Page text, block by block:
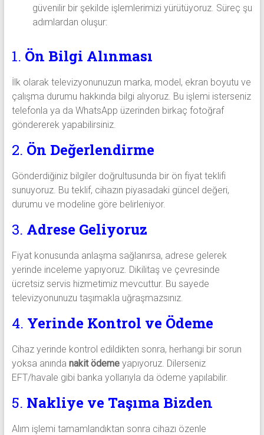
güvenilir bir şekilde işlemlerimizi yürütüyoruz. Süreç şu
adımlardan oluşur:
1. Ön Bilgi Alınması
İlk olarak televizyonunuzun marka, model, ekran boyutu ve
çalışma durumu hakkında bilgi alıyoruz. Bu işlemi isterseniz
telefonla ya da WhatsApp üzerinden birkaç fotoğraf
göndererek yapabilirsiniz.
2. Ön Değerlendirme
Gönderdiğiniz bilgiler doğrultusunda bir ön fiyat teklifi
sunuyoruz. Bu teklif, cihazın piyasadaki güncel değeri,
durumu ve modeline göre belirleniyor.
3. Adrese Geliyoruz
Fiyat konusunda anlaşma sağlanırsa, adrese gelerek
yerinde inceleme yapıyoruz. Dikilitaş ve çevresinde
ücretsiz servis hizmetimiz mevcuttur. Bu sayede
televizyonunuzu taşımakla uğraşmazsınız.
4. Yerinde Kontrol ve Ödeme
Cihaz yerinde kontrol edildikten sonra, herhangi bir sorun
yoksa anında nakit ödemeyapıyoruz. Dilerseniz
EFT/havale gibi banka yollarıyla da ödeme yapılabilir.
5. Nakliye ve Taşıma Bizden
Alım işlemi tamamlandıktan sonra cihazı özenle